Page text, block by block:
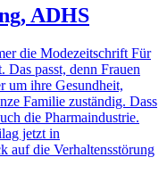
ADHS
die Modezeitschrift Für
Das passt, denn Frauen
um ihre Gesundheit,
Familie zuständig. Dass
die Pharmaindustrie.
jetzt in
auf die Verhaltensstörung